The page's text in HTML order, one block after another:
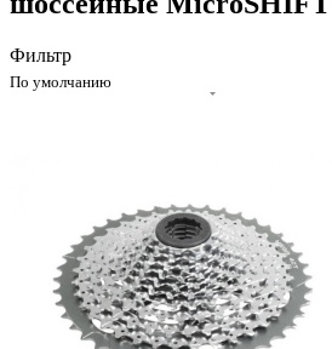
Фильтр
По умолчанию